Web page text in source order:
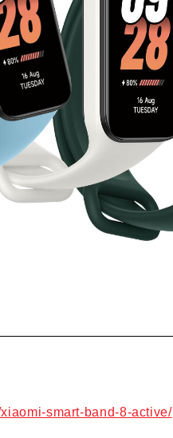
smart-band-8-active/